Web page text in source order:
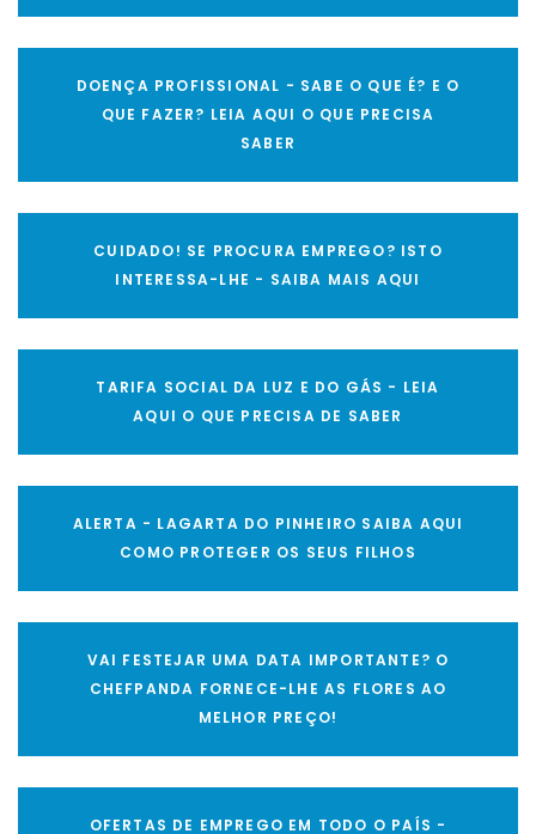
DOENÇA PROFISSIONAL - SABE O QUE É? E O
QUE FAZER? LEIA AQUI O QUE PRECISA
SABER
CUIDADO! SE PROCURA EMPREGO? ISTO
INTERESSA-LHE - SAIBA MAIS AQUI
TARIFA SOCIAL DA LUZ E DO GÁS - LEIA
AQUI O QUE PRECISA DE SABER
ALERTA - LAGARTA DO PINHEIRO SAIBA AQUI
COMO PROTEGER OS SEUS FILHOS
VAI FESTEJAR UMA DATA IMPORTANTE? O
CHEFPANDA FORNECE-LHE AS FLORES AO
MELHOR PREÇO!
OFERTAS DE EMPREGO EM TODO O PAÍS -